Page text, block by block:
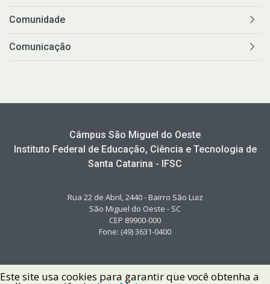
Comunidade
Comunicação
Câmpus São Miguel do Oeste
Instituto Federal de Educação, Ciência e Tecnologia de
Santa Catarina - IFSC
Rua 22 de Abril, 2440 - Bairro São Luiz
São Miguel do Oeste - SC
CEP 89900-000
Fone: (49) 3631-0400
Este site usa cookies para garantir que você obtenha a